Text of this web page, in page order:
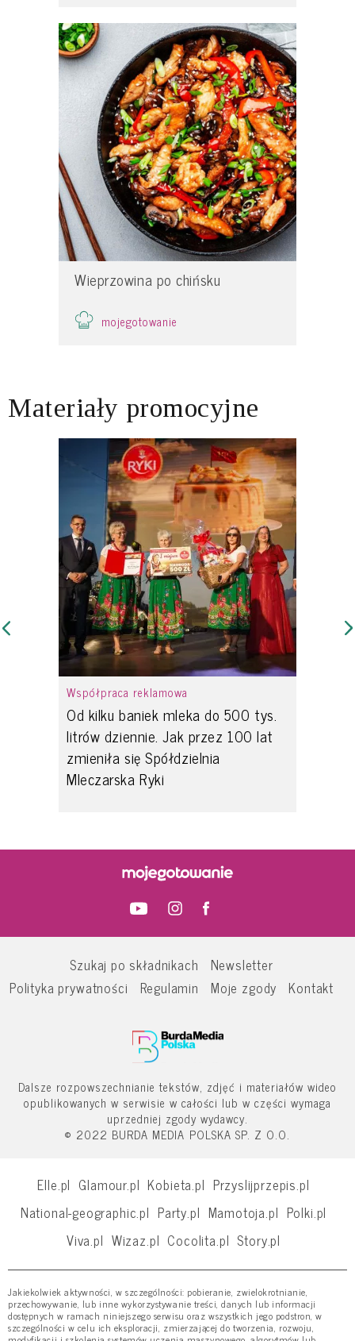
Wieprzowina po chińsku
mojegotowanie
Materiały promocyjne
Współpraca reklamowa
Od kilku baniek mleka do 500 tys.
litrów dziennie. Jak przez 100 lat
zmieniła się Spółdzielnia
Mleczarska Ryki
Szukaj po składnikach
Newsletter
Polityka prywatności
Regulamin Moje zgody Kontakt
Dalsze rozpowszechnianie tekstów, zdjęć i materiałów wideo
opublikowanych w serwisie w całości lub w części wymaga
uprzedniej zgody wydawcy.
© 2022 BURDA MEDIA POLSKA SP. Z O.O.
Elle.pl Glamour.pl Kobieta.pl Przyslijprzepis.pl
National-geographic.pl Party.pl Mamotoja.pl Polki.pl
Viva.pl Wizaz.pl Cocolita.pl Story.pl
Jakiekolwiek aktywności, w szczególności: pobieranie, zwielokrotnianie,
przechowywanie, lub inne wykorzystywanie treści, danych lub informacji
dostępnych w ramach niniejszego serwisu oraz wszystkich jego podstron, w
szczególności w celu ich eksploracji, zmierzającej do tworzenia, rozwoju,